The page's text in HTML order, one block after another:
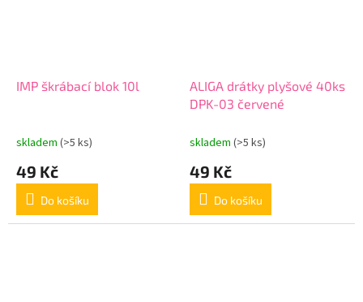
IMP škrábací blok 10l
skladem (>5 ks)
49 Kč
Do košíku
ALIGA drátky plyšové 40ks
DPK-03 červené
skladem (>5 ks)
49 Kč
Do košíku